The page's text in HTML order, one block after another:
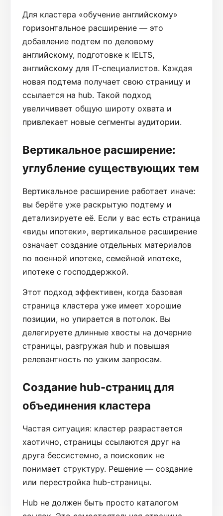
Для кластера «обучение английскому»
горизонтальное расширение — это
добавление подтем по деловому
английскому, подготовке к IELTS,
английскому для IT-специалистов. Каждая
новая подтема получает свою страницу и
ссылается на hub. Такой подход
увеличивает общую широту охвата и
привлекает новые сегменты аудитории.
Вертикальное расширение:
углубление существующих тем
Вертикальное расширение работает иначе:
вы берёте уже раскрытую подтему и
детализируете её. Если у вас есть страница
«виды ипотеки», вертикальное расширение
означает создание отдельных материалов
по военной ипотеке, семейной ипотеке,
ипотеке с господдержкой.
Этот подход эффективен, когда базовая
страница кластера уже имеет хорошие
позиции, но упирается в потолок. Вы
делегируете длинные хвосты на дочерние
страницы, разгружая hub и повышая
релевантность по узким запросам.
Создание hub-страниц для
объединения кластера
Частая ситуация: кластер разрастается
хаотично, страницы ссылаются друг на
друга бессистемно, а поисковик не
понимает структуру. Решение — создание
или перестройка hub-страницы.
Hub не должен быть просто каталогом